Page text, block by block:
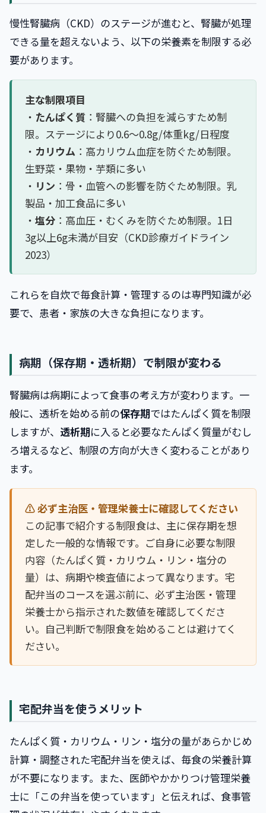
慢性腎臓病（CKD）のステージが進むと、腎臓が処理
できる量を超えないよう、以下の栄養素を制限する必
要があります。
主な制限項目
・ たんぱく質：腎臓への負担を減らすため制
限。ステージにより0.6〜0.8g/体重kg/日程度
・ カリウム ：高カリウム血症を防ぐため制限。
生野菜・果物・芋類に多い
・ リン ：骨・血管への影響を防ぐため制限。乳
製品・加工食品に多い
・ 塩分：高血圧・むくみを防ぐため制限。1日
3g以上6g未満が目安（CKD診療ガイドライン
2023）
これらを自炊で毎食計算・管理するのは専門知識が必
要で、患者・家族の大きな負担になります。
病期（保存期・透析期）で制限が変わる
腎臓病は病期によって食事の考え方が変わります。一
般に、透析を始める前の保存期ではたんぱく質を制限
しますが、 透析期に入ると必要なたんぱく質量がむし
ろ増えるなど、制限の方向が大きく変わることがあり
ます。
⚠️ 必ず主治医・管理栄養士に確認してください
この記事で紹介する制限食は、主に保存期を想
定した一般的な情報です。ご自身に必要な制限
内容（たんぱく質・カリウム・リン・塩分の
量）は、病期や検査値によって異なります。宅
配弁当のコースを選ぶ前に、必ず主治医・管理
栄養士から指示された数値を確認してくださ
い。自己判断で制限食を始めることは避けてく
ださい。
宅配弁当を使うメリット
たんぱく質・カリウム・リン・塩分の量があらかじめ
計算・調整された宅配弁当を使えば、毎食の栄養計算
が不要になります。また、医師やかかりつけ管理栄養
士に「この弁当を使っています」と伝えれば、食事管